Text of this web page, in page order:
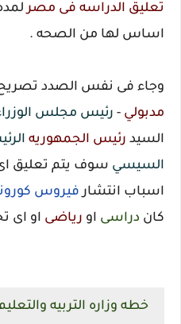
تعليق الدراسه فى مصر
اساس لها من الصحه .
وجاء فى نفس الصدد تصر
مدبولي - رئيس مجلس
السيد رئيس الجمهوريه
السيسي سوف يتم تعليق
اسباب انتشارفيروس
كان دراسى او رياضى او اى
خطه وزاره التربيه